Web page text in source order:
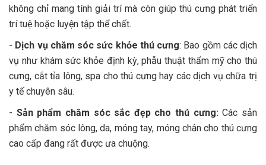
không chỉ mang tính giải trí mà còn giúp thú cưng phát triển
trí tuệ hoặc luyện tập thể chất.
- Dịch vụ chăm sóc sức khỏe thú cưng: Bao gồm các dịch
vụ như khám sức khỏe định kỳ, phẫu thuật thẩm mỹ cho thú
cưng, cắt tỉa lông, spa cho thú cưng hay các dịch vụ chữa trị
y tế chuyên sâu.
- Sản phẩm chăm sóc sắc đẹp cho thú cưng:Các sản
phẩm chăm sóc lông, da, móng tay, móng chân cho thú cưng
cao cấp đang rất được ưa chuộng.